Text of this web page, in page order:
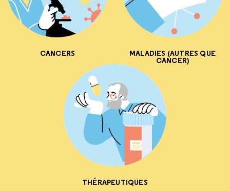
CANCERS MALADIES (AUTRES QUE
CANCER)
THÉRAPEUTIQUES